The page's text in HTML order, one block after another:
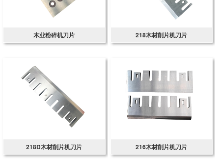
木业粉碎机刀片 218木材削片机刀片
218D木材削片机刀片 216木材削片机刀片